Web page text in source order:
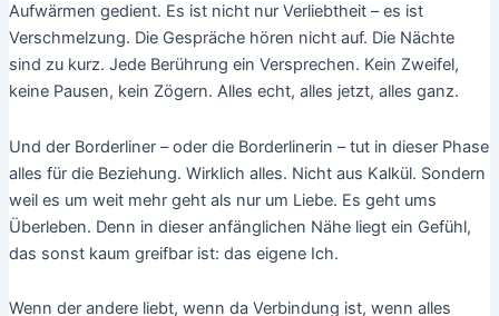
Aufwärmen gedient. Es ist nicht nur Verliebtheit – es ist
Verschmelzung. Die Gespräche hören nicht auf. Die Nächte
sind zu kurz. Jede Berührung ein Versprechen. Kein Zweifel,
keine Pausen, kein Zögern. Alles echt, alles jetzt, alles ganz.
Und der Borderliner – oder die Borderlinerin – tut in dieser Phase
alles für die Beziehung. Wirklich alles. Nicht aus Kalkül. Sondern
weil es um weit mehr geht als nur um Liebe. Es geht ums
Überleben. Denn in dieser anfänglichen Nähe liegt ein Gefühl,
das sonst kaum greifbar ist: das eigene Ich.
Wenn der andere liebt, wenn da Verbindung ist, wenn alles